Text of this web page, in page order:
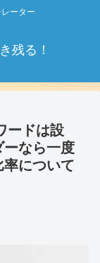
ーター
残る！
ードは設
ーなら一度
について